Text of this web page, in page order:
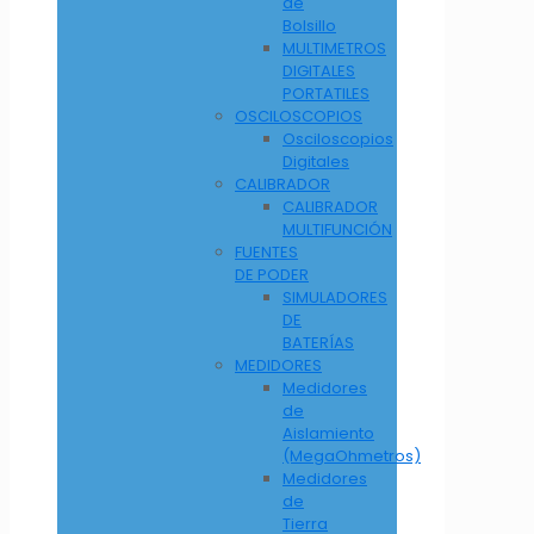
Bolsillo
MULTIMETROS
DIGITALES
PORTATILES
OSCILOSCOPIOS
Osciloscopios
Digitales
CALIBRADOR
CALIBRADOR
MULTIFUNCIÓN
FUENTES
DE PODER
SIMULADORES
DE
BATERÍAS
MEDIDORES
Medidores
de
Aislamiento
(MegaOhmetros)
Medidores
de
Tierra